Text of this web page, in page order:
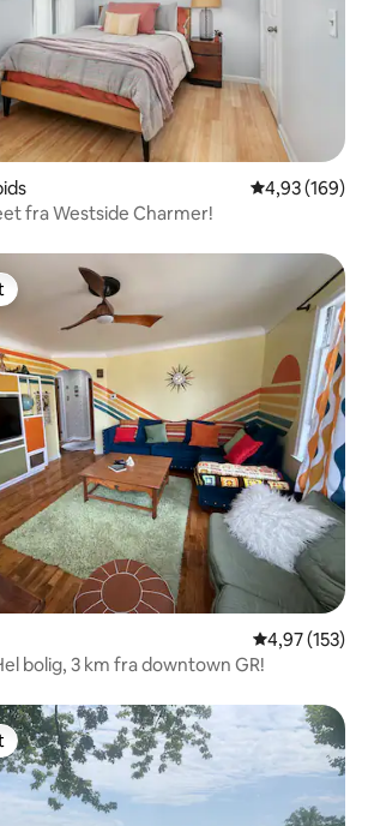
4,93 ud af 5 i
4,93 (169)
fra Westside Charmer!
4,97 ud af 5 i
4,97 (153)
bolig, 3 km fra downtown GR!